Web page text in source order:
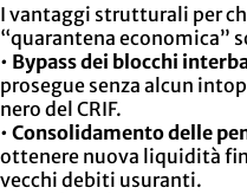
I vantaggi strutturali per
“quarantena economica”
• Bypass dei blocchi
prosegue senza alcun
nero del CRIF.
• Consolidamento delle
ottenere nuova liquidità
vecchi debiti usuranti.